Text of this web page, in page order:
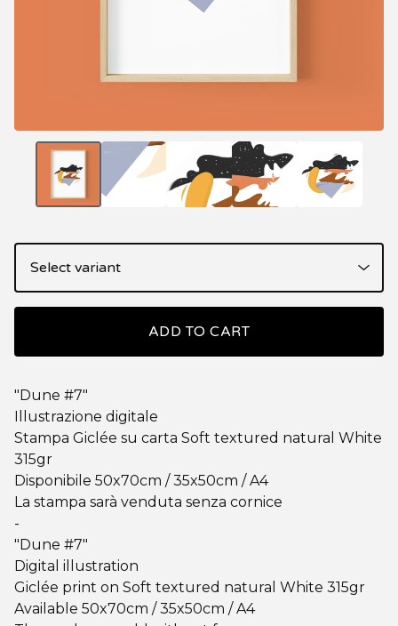
ADD TO CART
"Dune #7"
Illustrazione digitale
Stampa Giclée su carta Soft textured natural White
315gr
Disponibile 50x70cm / 35x50cm / A4
La stampa sarà venduta senza cornice
-
"Dune #7"
Digital illustration
Giclée print on Soft textured natural White 315gr
Available 50x70cm / 35x50cm / A4